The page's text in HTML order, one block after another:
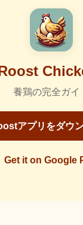
養鶏の完全ガイ
アプリをダウ
Get it on Google